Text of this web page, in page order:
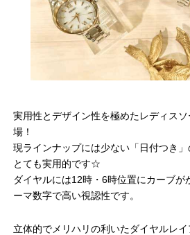
実用性とデザイン性を極めたレディス
場！
現ラインナップには少ない「日付つき」
とても実用的です☆
ダイヤルには12時・6時位置にカーブが
ーマ数字で高い視認性です。
立体的でメリハリの利いたダイヤルレ